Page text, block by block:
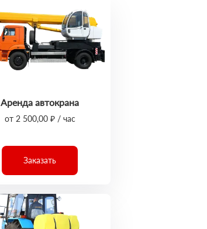
Аренда автокрана
от 2 500,00 ₽ / час
Заказать